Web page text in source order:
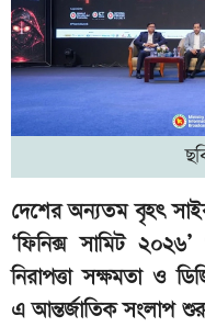
দেশের অন্যতম বৃহৎ
‘ফিনিক্স সামিট
নিরাপত্তা সক্ষমতা ও
এ আন্তর্জাতিক সংলাপ